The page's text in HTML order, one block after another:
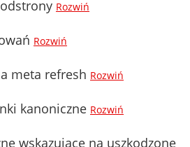
Rozwiń
Rozwiń
meta refresh Rozwiń
kanoniczne Rozwiń
wskazujące na uszkodzone